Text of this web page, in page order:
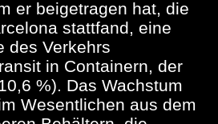
er beigetragen hat, die
stattfand, eine
des Verkehrs
in Containern, der
%). Das Wachstum
Wesentlichen aus dem